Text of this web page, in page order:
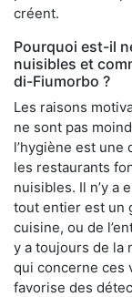
créent.
Pourquoi est-il
nuisibles et
di-Fiumorbo ?
Les raisons
ne sont pas
l’hygiène est
les restaurants
nuisibles. Il n’y a
tout entier est un
cuisine, ou de
y a toujours de la
qui concerne ces
favorise des